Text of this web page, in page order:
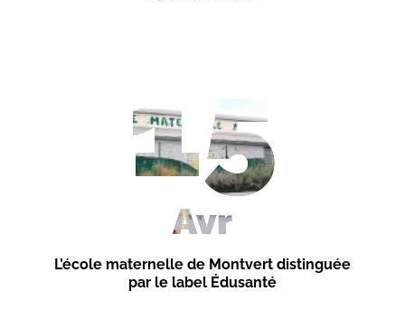
L’école maternelle de Montvert distinguée
par le label Édusanté
15
Avr